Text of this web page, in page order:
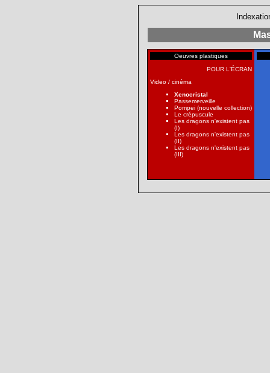
Oeuvres plastiques
POUR L'ÉCRAN
Video / cinéma
Xenocristal
Passemerveille
Pompei (nouvelle collection)
Le crépuscule
Les dragons n'existent pas
(I)
Les dragons n'existent pas
(II)
Les dragons n'existent pas
(III)